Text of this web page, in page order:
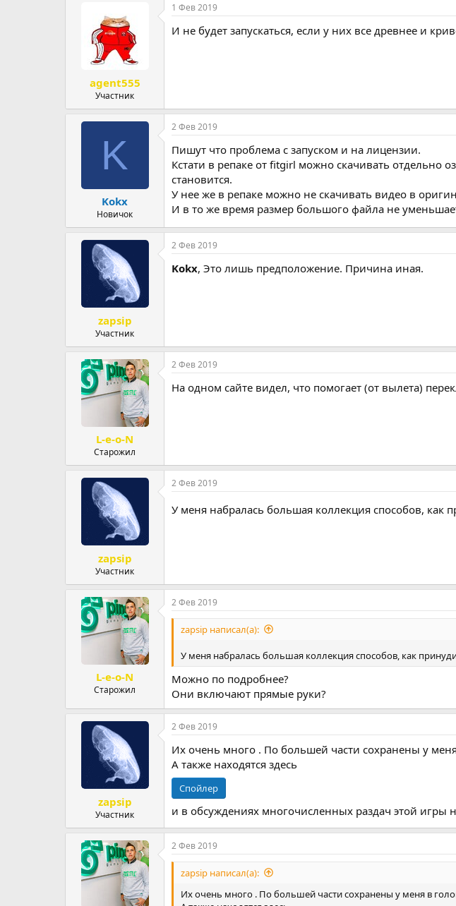
agent555
Участник
1 Фев 2019
И не будет запускаться, если у них все древнее и
K
Kokx
Новичок
2 Фев 2019
Пишут что проблема с запуском и на лицензии.
Кстати в репаке от fitgirl можно скачивать отдельно
становится.
У нее же в репаке можно не скачивать видео в
И в то же время размер большого файла не
zapsip
Участник
2 Фев 2019
Kokx, Это лишь предположение. Причина иная.
L-e-o-N
Старожил
2 Фев 2019
На одном сайте видел, что помогает (от вылета)
zapsip
Участник
2 Фев 2019
У меня набралась большая коллекция способов, как
L-e-o-N
Старожил
2 Фев 2019
zapsip написал(а):
У меня набралась большая коллекция способов, как
Можно по подробнее?
Они включают прямые руки?
zapsip
Участник
2 Фев 2019
Их очень много . По большей части сохранены у
А также находятся здесь
Спойлер
и в обсуждениях многочисленных раздач этой игры
2 Фев 2019
zapsip написал(а):
Их очень много . По большей части сохранены у меня в